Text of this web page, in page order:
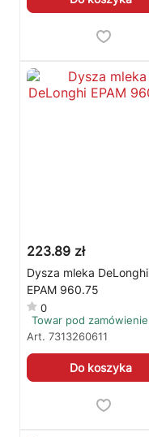
223.89 zł
Dysza mleka DeLonghi
EPAM 960.75
0
Towar pod zamówienie
Art. 7313260611
Do koszyka